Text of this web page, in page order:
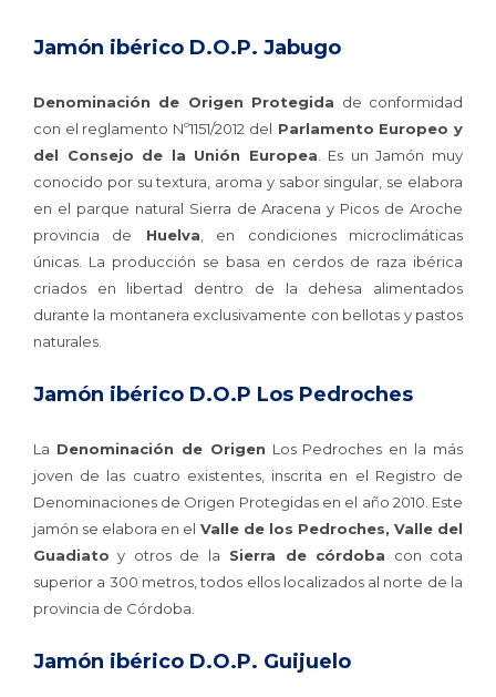
Jamón ibérico D.O.P. Jabugo
Denominación de Origen Protegida de conformidad
con el reglamento Nº1151/2012 del Parlamento Europeo y
del Consejo de la Unión Europea . Es un Jamón muy
conocido por su textura, aroma y sabor singular, se elabora
en el parque natural Sierra de Aracena y Picos de Aroche
provincia de Huelva , en condiciones microclimáticas
únicas. La producción se basa en cerdos de raza ibérica
criados en libertad dentro de la dehesa alimentados
durante la montanera exclusivamente con bellotas y pastos
naturales.
Jamón ibérico D.O.P Los Pedroches
La Denominación de Origen Los Pedroches en la más
joven de las cuatro existentes, inscrita en el Registro de
Denominaciones de Origen Protegidas en el año 2010. Este
jamón se elabora en el Valle de los Pedroches, Valle del
Guadiato y otros de la Sierra de córdoba con cota
superior a 300 metros, todos ellos localizados al norte de la
provincia de Córdoba.
Jamón ibérico D.O.P. Guijuelo